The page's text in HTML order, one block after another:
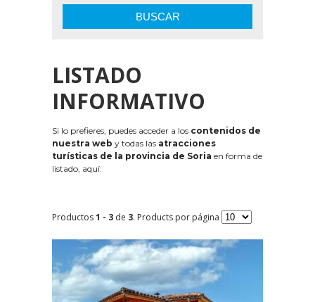
BUSCAR
LISTADO
INFORMATIVO
Si lo prefieres, puedes acceder a los contenidos de
nuestra web y todas las atracciones
turísticas de la provincia de Soria en forma de
listado, aquí:
Productos1 - 3 de 3. Products por página